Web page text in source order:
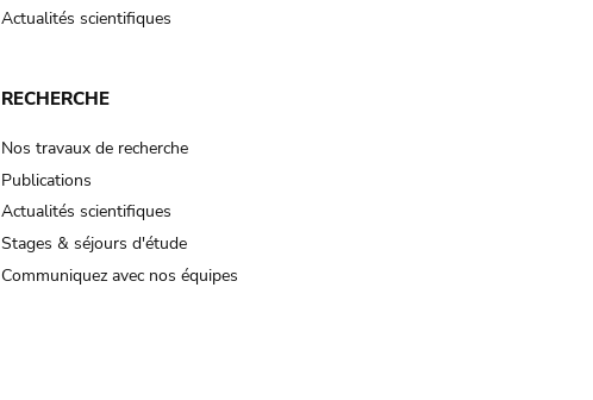
Actualités scientifiques
RECHERCHE
Nos travaux de recherche
Publications
Actualités scientifiques
Stages & séjours d'étude
Communiquez avec nos équipes